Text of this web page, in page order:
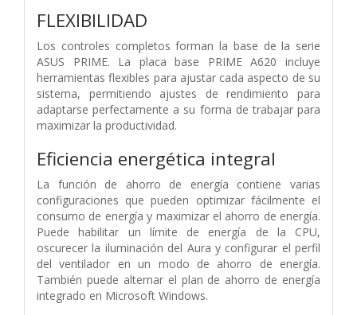
FLEXIBILIDAD
Los controles completos forman la base de la serie
ASUS PRIME. La placa base PRIME A620 incluye
herramientas flexibles para ajustar cada aspecto de su
sistema, permitiendo ajustes de rendimiento para
adaptarse perfectamente a su forma de trabajar para
maximizar la productividad.
Eficiencia energética integral
La función de ahorro de energía contiene varias
configuraciones que pueden optimizar fácilmente el
consumo de energía y maximizar el ahorro de energía.
Puede habilitar un límite de energía de la CPU,
oscurecer la iluminación del Aura y configurar el perfil
del ventilador en un modo de ahorro de energía.
También puede alternar el plan de ahorro de energía
integrado en Microsoft Windows.